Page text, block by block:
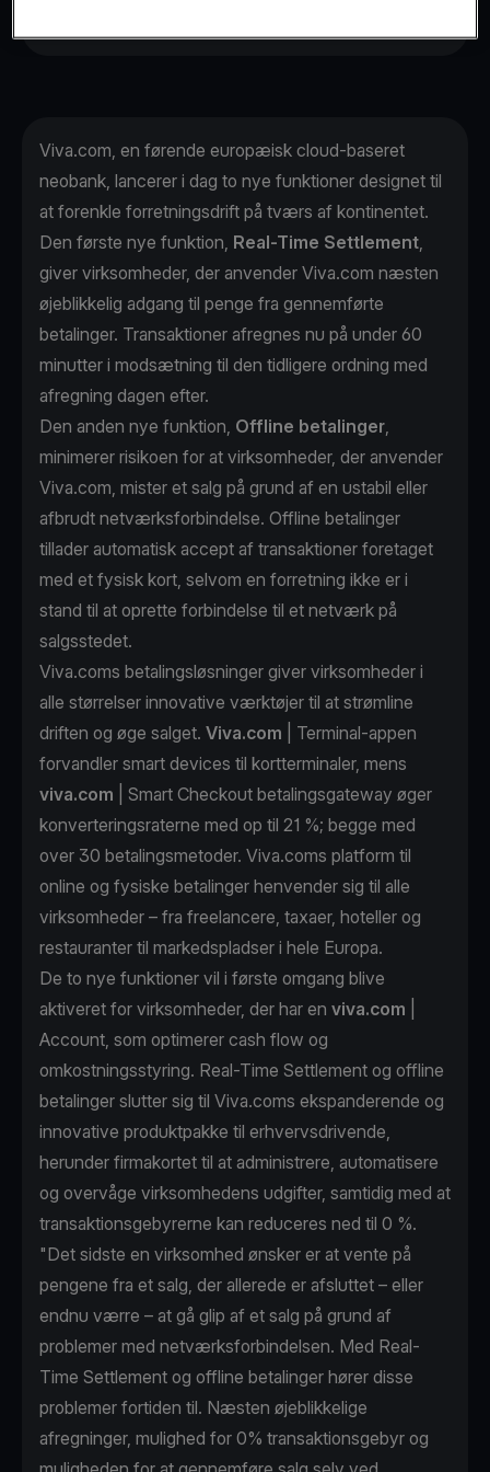
Viva.com, en førende europæisk cloud-baseret
neobank, lancerer i dag to nye funktioner designet til
at forenkle forretningsdrift på tværs af kontinentet.
Den første nye funktion, Real-Time Settlement,
giver virksomheder, der anvender Viva.com næsten
øjeblikkelig adgang til penge fra gennemførte
betalinger. Transaktioner afregnes nu på under 60
minutter i modsætning til den tidligere ordning med
afregning dagen efter.
Den anden nye funktion, Offline betalinger,
minimerer risikoen for at virksomheder, der anvender
Viva.com, mister et salg på grund af en ustabil eller
afbrudt netværksforbindelse. Offline betalinger
tillader automatisk accept af transaktioner foretaget
med et fysisk kort, selvom en forretning ikke er i
stand til at oprette forbindelse til et netværk på
salgsstedet.
Viva.coms betalingsløsninger giver virksomheder i
alle størrelser innovative værktøjer til at strømline
driften og øge salget. Viva.com | Terminal-appen
forvandler smart devices til kortterminaler, mens
viva.com | Smart Checkout betalingsgateway øger
konverteringsraterne med op til 21 %; begge med
over 30 betalingsmetoder. Viva.coms platform til
online og fysiske betalinger henvender sig til alle
virksomheder – fra freelancere, taxaer, hoteller og
restauranter til markedspladser i hele Europa.
De to nye funktioner vil i første omgang blive
aktiveret for virksomheder, der har en viva.com
Account, som optimerer cash flow og
omkostningsstyring. Real-Time Settlement og offline
betalinger slutter sig til Viva.coms ekspanderende og
innovative produktpakke til erhvervsdrivende,
herunder firmakortet til at administrere, automatisere
og overvåge virksomhedens udgifter, samtidig med at
transaktionsgebyrerne kan reduceres ned til 0 %.
"Det sidste en virksomhed ønsker er at vente på
pengene fra et salg, der allerede er afsluttet – eller
endnu værre – at gå glip af et salg på grund af
problemer med netværksforbindelsen. Med Real-
Time Settlement og offline betalinger hører disse
problemer fortiden til. Næsten øjeblikkelige
afregninger, mulighed for 0% transaktionsgebyr og